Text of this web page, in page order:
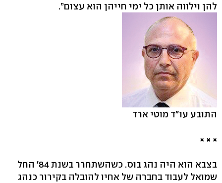
להן וילווה אותן כל ימי חייהן הוא עצום”.
התובע עו"ד מוטי ארד
× × ×
בצבא הוא היה נהג בוס. כשהשתחרר בשנת 84' החל
שמואל לעבוד בחברה של אחיו להובלה בקירור כנהג